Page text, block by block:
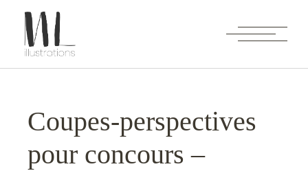
Coupes-perspectives pour concours – Atelier des loges
Coupes-perspectives
pour concours –